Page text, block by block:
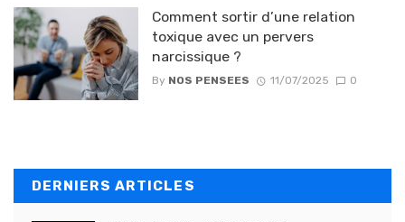
Comment sortir d’une relation
toxique avec un pervers
narcissique ?
By NOS PENSEES 11/07/2025 0
DERNIERS ARTICLES